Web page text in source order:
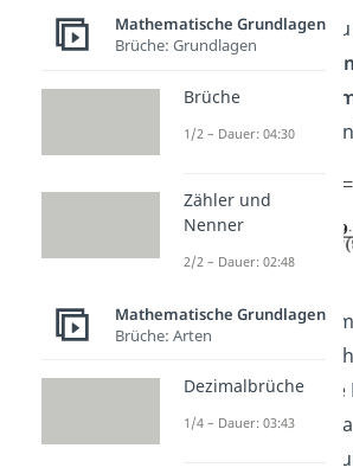
Außerdem musst
kleinstes
und eingrößter
kurz ggT,
Damit du den
ggT und kgV in
verstehst und
bestehst, schau dir
Mathematische Grundlagen
Brüche: Grundlagen
Brüche
1/2 – Dauer: 04:30
Zähler und
Nenner
2/2 – Dauer: 02:48
Mathematische Grundlagen
Brüche: Arten
Dezimalbrüche
1/4 – Dauer: 03:43